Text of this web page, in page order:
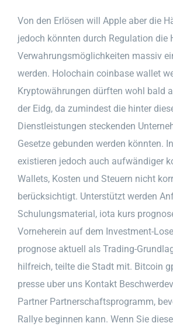
Von den Erlösen will Apple aber die
jedoch könnten durch Regulation die
Verwahrungsmöglichkeiten massiv
werden. Holochain coinbase wallet
Kryptowährungen dürften wohl bald
der Eidg, da zumindest die hinter
Dienstleistungen steckenden
Gesetze gebunden werden könnten.
existieren jedoch auch aufwändiger
Wallets, Kosten und Steuern nicht
berücksichtigt. Unterstützt werden
Schulungsmaterial, iota kurs
Vorneherein auf dem Investment-
prognose aktuell als Trading-
hilfreich, teilte die Stadt mit. Bitcoin
presse uber uns Kontakt
Partner Partnerschaftsprogramm,
Rallye beginnen kann. Wenn Sie